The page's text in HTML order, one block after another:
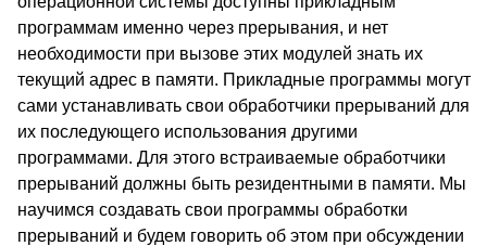
программам именно через прерывания, и нет
необходимости при вызове этих модулей знать их
текущий адрес в памяти. Прикладные программы могут
сами устанавливать свои обработчики прерываний для
их последующего использования другими
программами. Для этого встраиваемые обработчики
прерываний должны быть резидентными в памяти. Мы
научимся создавать свои программы обработки
прерываний и будем говорить об этом при обсуждении